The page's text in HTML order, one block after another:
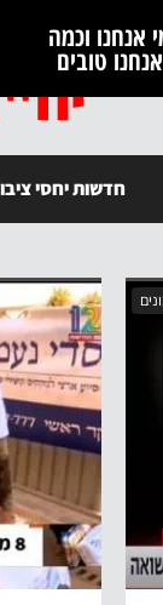
אנחנו וכמה
אנחנו טובים
חדשות יחסי